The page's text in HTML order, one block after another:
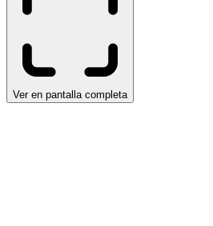
Ver en pantalla completa